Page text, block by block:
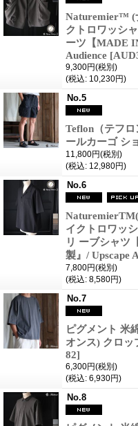
Naturemier™ (
クトロワッシ
ーツ【MADE
Audience
9,300円(税別)
(税込: 10,230円)
No.5
Teflon（テフ
ールカーゴ シ
11,800円(税別)
(税込: 12,980円)
No.6
イクトロワッ
リ ーブシャツ
製』/ Upscape
7,800円(税別)
(税込: 8,580円)
No.7
ピグメント 米
オンス) クロッ
82]
6,300円(税別)
(税込: 6,930円)
No.8